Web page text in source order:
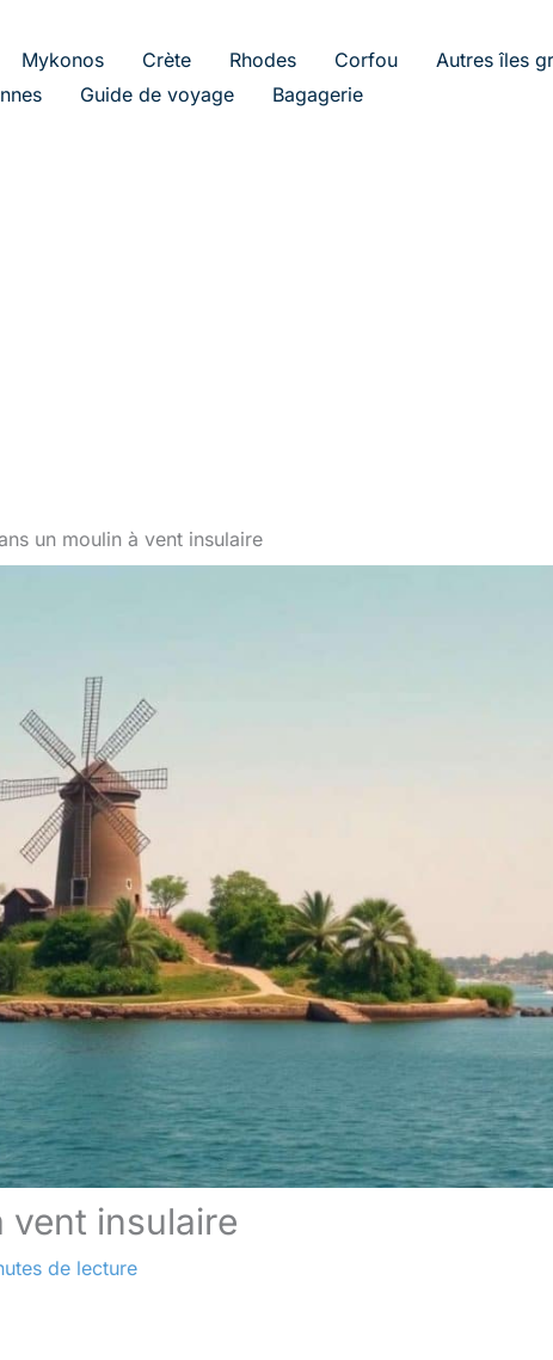
Mykonos Crète Rhodes Corfou Autres îles
Guide de voyage Bagagerie
un moulin à vent insulaire
vent insulaire
de lecture